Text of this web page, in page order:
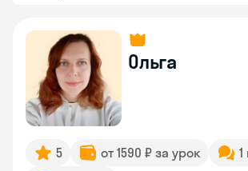
Ольга
5 от 1590 ₽ за урок